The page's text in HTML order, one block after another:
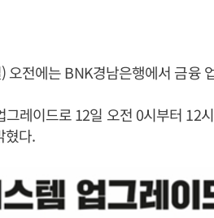
오전에는 BNK경남은행에서 금융
레이드로 12일 오전 0시부터 12
혔다.